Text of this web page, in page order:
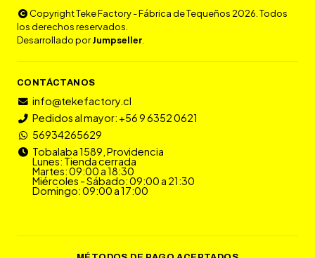
Copyright Teke Factory - Fábrica de Tequeños 2026. Todos
los derechos reservados.
Desarrollado porJumpseller
CONTÁCTANOS
info@tekefactory.cl
Pedidos al mayor: +56 9 6352 0621
56934265629
Tobalaba 1589, Providencia
Lunes: Tienda cerrada
Martes: 09:00 a 18:30
Miércoles - Sábado: 09:00 a 21:30
Domingo: 09:00 a 17:00